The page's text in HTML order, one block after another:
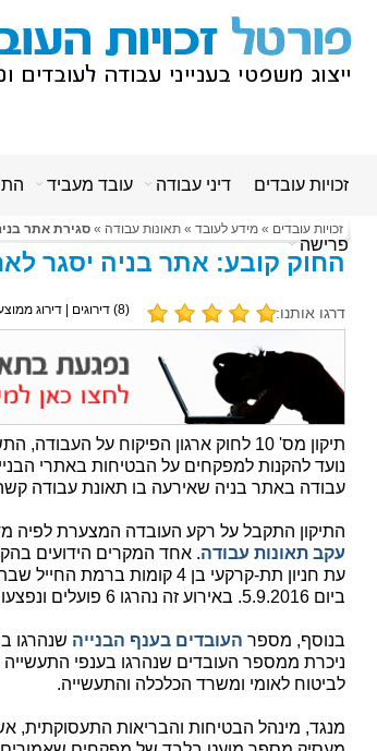
זכויות עובדים דיני עבודה עובד מעביד
פרישה
זכויות עובדים » מידע לעובד » תאונות עבודה » סגירת אתר
החוק קובע: אתר בניה יסגר
דרגו אותנו: (
8) דירוגים | דירוג
נועד להקנות למפקחים על הבטיחות באתרי
עבודה באתר בניה שאירעה בו תאונת עבודה
התיקון התקבל על רקע העובדה המצערת לפיה
עקב תאונות עבודה. אחד המקרים הידועים
עת חניון תת-קרקעי בן 4
ביום 5.9.2016. באירוע זה נהרגו 6 פועלים ונפצעו 34 אנשים.
בנוסף, מספר העובדים בענף הבנייה שנהרגו
ניכרת ממספר העובדים שנהרגו בענפי
לביטוח לאומי ומשרד הכלכלה והתעשייה.
מנגד, מינהל הבטיחות והבריאות התעסוקתית,